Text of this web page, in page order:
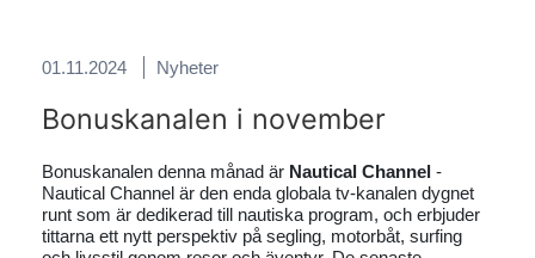
01.11.2024 Nyheter
Bonuskanalen i november
Bonuskanalen denna månad är Nautical Channel -
Nautical Channel är den enda globala tv-kanalen dygnet
runt som är dedikerad till nautiska program, och erbjuder
tittarna ett nytt perspektiv på segling, motorbåt, surfing